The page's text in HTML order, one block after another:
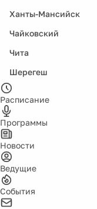
Ханты-Мансийск
Чайковский
Чита
Шерегеш
Расписание
Программы
Новости
Ведущие
События